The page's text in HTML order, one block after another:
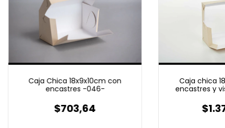
Caja Chica 18x9x10cm con
encastres -046-
$703,64
Caja chica
encastres y